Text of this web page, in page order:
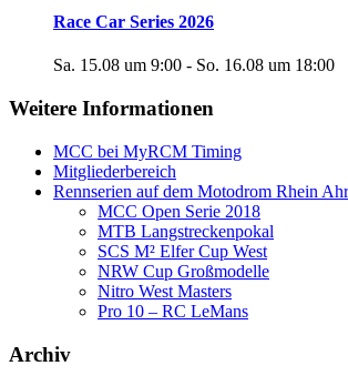
Race Car Series 2026
Sa. 15.08 um 9:00 - So. 16.08 um 18:00
Weitere Informationen
MCC bei MyRCM Timing
Mitgliederbereich
Rennserien auf dem Motodrom Rhein Ahr
MCC Open Serie 2018
MTB Langstreckenpokal
SCS M² Elfer Cup West
NRW Cup Großmodelle
Nitro West Masters
Pro 10 – RC LeMans
Archiv